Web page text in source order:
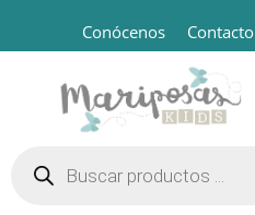
Conócenos Contacto
productos